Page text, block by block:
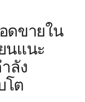
ดขายใน
นแนะ
ลัง
โต